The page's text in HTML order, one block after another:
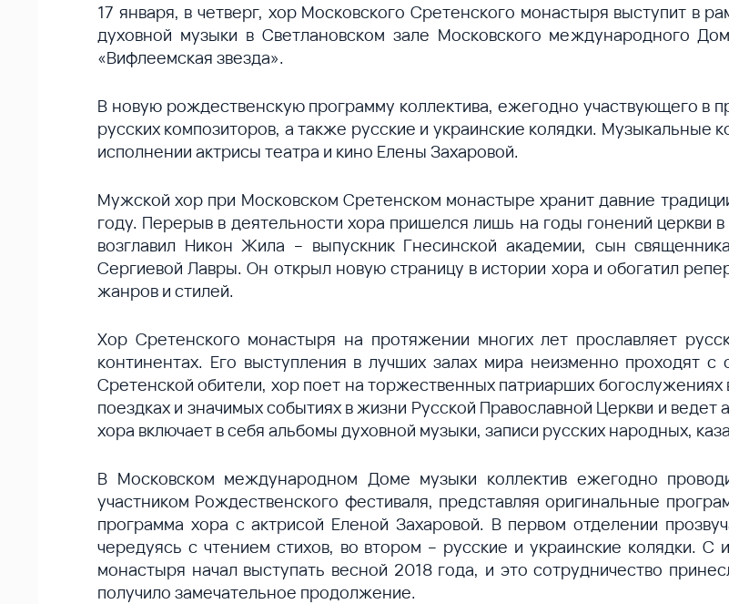
17 января, в четверг, хор Московского Сретенского монастыря выступит в
духовной музыки в Светлановском зале Московского международного
«Вифлеемская звезда».
В новую рождественскую программу коллектива, ежегодно участвующего в
русских композиторов, а также русские и украинские колядки. Музыкальные
исполнении актрисы театра и кино Елены Захаровой.
Мужской хор при Московском Сретенском монастыре хранит давние
году. Перерыв в деятельности хора пришелся лишь на годы гонений церкви
возглавил Никон Жила – выпускник Гнесинской академии, сын
Сергиевой Лавры. Он открыл новую страницу в истории хора и обогатил
жанров и стилей.
Хор Сретенского монастыря на протяжении многих лет прославляет
континентах. Его выступления в лучших залах мира неизменно проходят
Сретенской обители, хор поет на торжественных патриарших
поездках и значимых событиях в жизни Русской Православной Церкви и
хора включает в себя альбомы духовной музыки, записи русских народных,
В Московском международном Доме музыки коллектив ежегодно
участником Рождественского фестиваля, представляя оригинальные
программа хора с актрисой Еленой Захаровой. В первом отделении
чередуясь с чтением стихов, во втором – русские и украинские колядки. С
монастыря начал выступать весной 2018 года, и это сотрудничество
получило замечательное продолжение.